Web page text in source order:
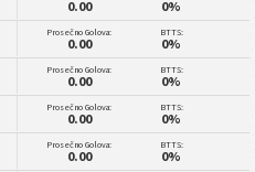
0.00 0%
Prosečno Golova:
0.00
BTTS:
0%
Prosečno Golova:
0.00
BTTS:
0%
Prosečno Golova:
0.00
BTTS:
0%
Prosečno Golova:
0.00
BTTS:
0%